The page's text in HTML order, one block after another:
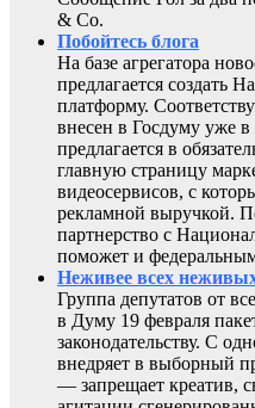
& Co.
Побойтесь блога
На базе агрегатора
предлагается создать
платформу.
внесен в Госдуму уже
предлагается в
главную страницу
видеосервисов, с
рекламной выручкой.
партнерство с
поможет и
Неживее всех
Группа депутатов от
в Думу 19 февраля
законодательству. С
внедряет в выборный
— запрещает креатив,